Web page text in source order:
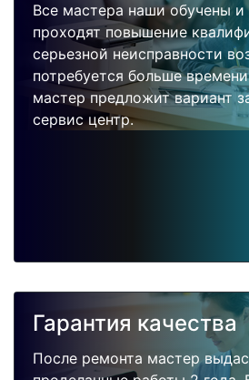
Все мастера наши обучены
проходят повышение
серьезной неисправности
потребуется больше
мастер предложит вариант
сервис центр.
Гарантия качества
После ремонта мастер